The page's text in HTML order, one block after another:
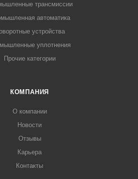
трансмиссии
автоматика
устройства
уплотнения
Прочие категории
КОМПАНИЯ
О компании
Новости
Отзывы
Карьера
Контакты